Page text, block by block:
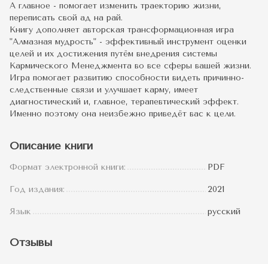
А главное - помогает изменить траекторию жизни,
переписать свой ад на рай.
Книгу дополняет авторская трансформационная игра
"Алмазная мудрость" - эффективный инструмент оценки
целей и их достижения путём внедрения системы
Кармического Менеджмента во все сферы вашей жизни.
Игра помогает развитию способности видеть причинно-
следственные связи и улучшает карму, имеет
диагностический и, главное, терапевтический эффект.
Именно поэтому она неизбежно приведёт вас к цели.
Описание книги
Формат электронной книги: PDF
Год издания: 2021
Язык русский
Отзывы